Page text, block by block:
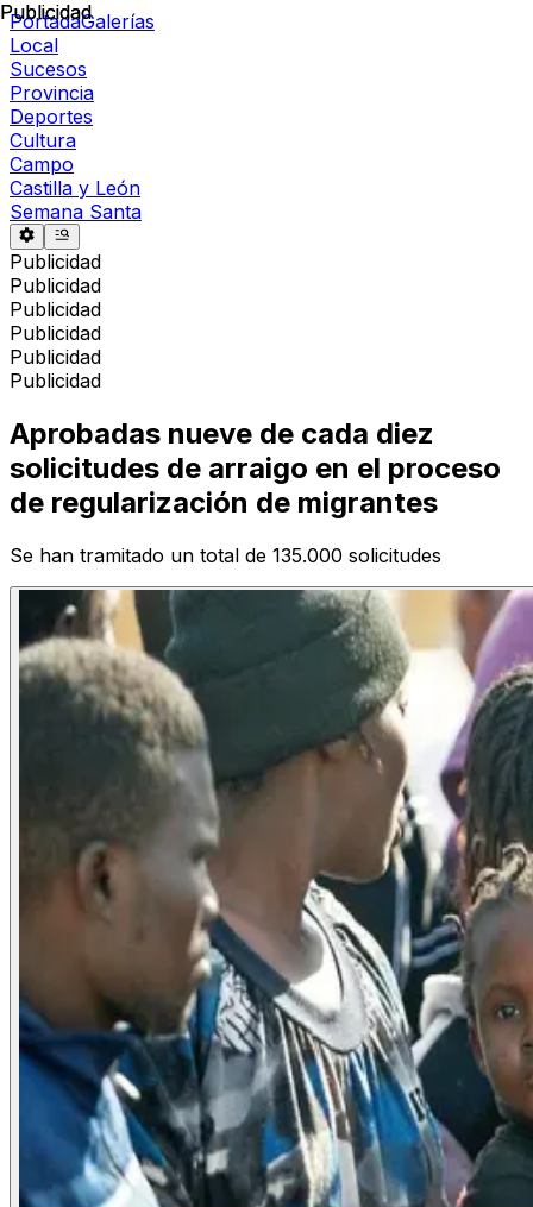
PortadaGalerías
Local
Sucesos
Provincia
Deportes
Cultura
Campo
Castilla y León
Semana Santa
Publicidad
Publicidad
Publicidad
Publicidad
Publicidad
Publicidad
Publicidad
Aprobadas nueve de cada diez
solicitudes de arraigo en el proceso
de regularización de migrantes
Se han tramitado un total de 135.000 solicitudes
Publicidad